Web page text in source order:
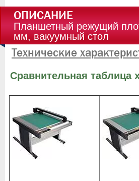
ОПИСАНИЕ
Планшетный режущий
мм, вакуумный стол
Технические
Сравнительная таблица